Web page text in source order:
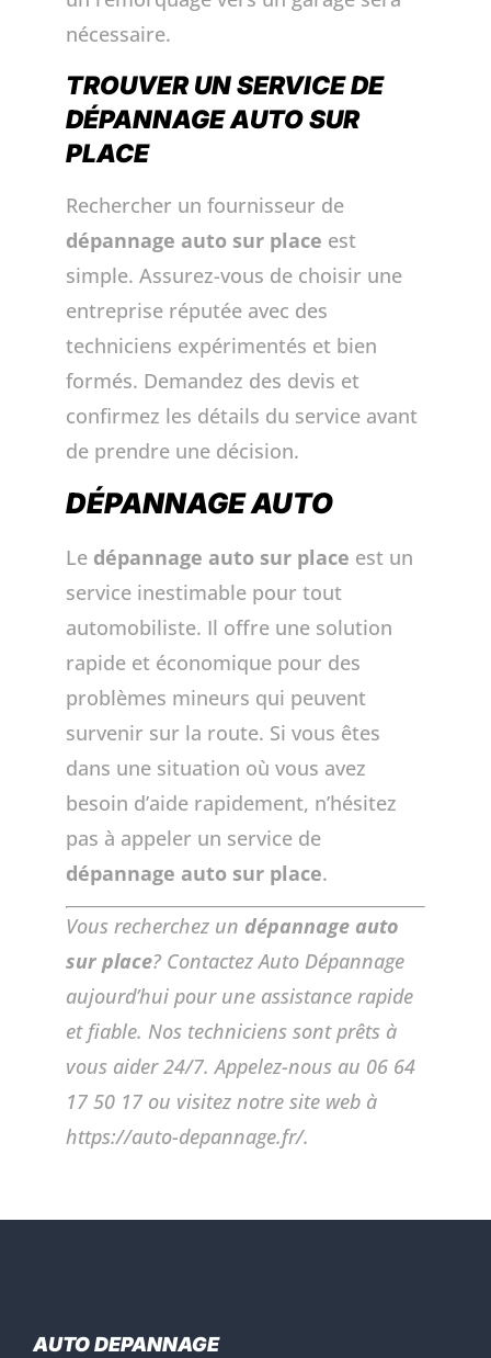
nécessaire.
TROUVER UN SERVICE DE
DÉPANNAGE AUTO SUR
PLACE
Rechercher un fournisseur de
dépannage auto sur place est
simple. Assurez-vous de choisir une
entreprise réputée avec des
techniciens expérimentés et bien
formés. Demandez des devis et
confirmez les détails du service avant
de prendre une décision.
DÉPANNAGE AUTO
Le dépannage auto sur place est un
service inestimable pour tout
automobiliste. Il offre une solution
rapide et économique pour des
problèmes mineurs qui peuvent
survenir sur la route. Si vous êtes
dans une situation où vous avez
besoin d’aide rapidement, n’hésitez
pas à appeler un service de
dépannage auto sur place.
Vous recherchez un dépannage auto
sur place? Contactez Auto Dépannage
aujourd’hui pour une assistance rapide
et fiable. Nos techniciens sont prêts à
vous aider 24/7. Appelez-nous au 06 64
17 50 17 ou visitez notre site web à
https://auto-depannage.fr/.
AUTO DEPANNAGE